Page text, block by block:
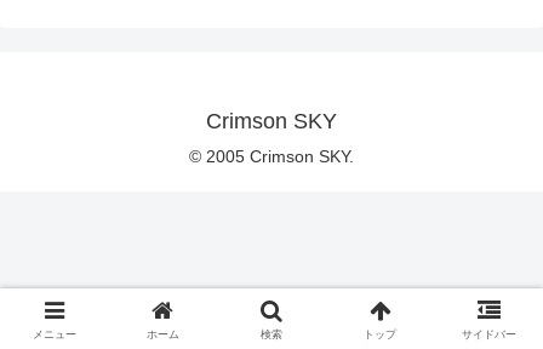
Crimson SKY
© 2005 Crimson SKY.
メニュー ホーム 検索 トップ サイドバー